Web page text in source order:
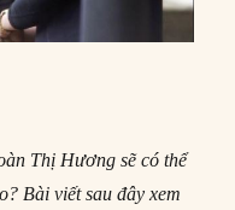
Thị Hương sẽ có thể
Bài viết sau đây xem